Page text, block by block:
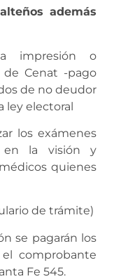
además
impresión o
Cenat -pago
de no deudor
ley electoral
los exámenes
en la visión y
quienes
de trámite)
se pagarán los
comprobante
Fe 545.